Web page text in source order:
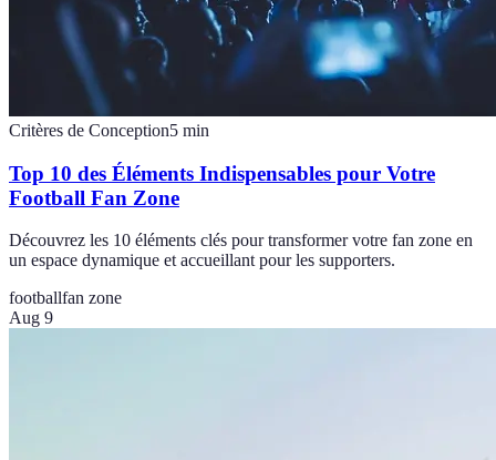
Critères de Conception5 min
Top 10 des Éléments Indispensables pour Votre
Football Fan Zone
Découvrez les 10 éléments clés pour transformer votre fan zone en
un espace dynamique et accueillant pour les supporters.
footballfan zone
Aug 9